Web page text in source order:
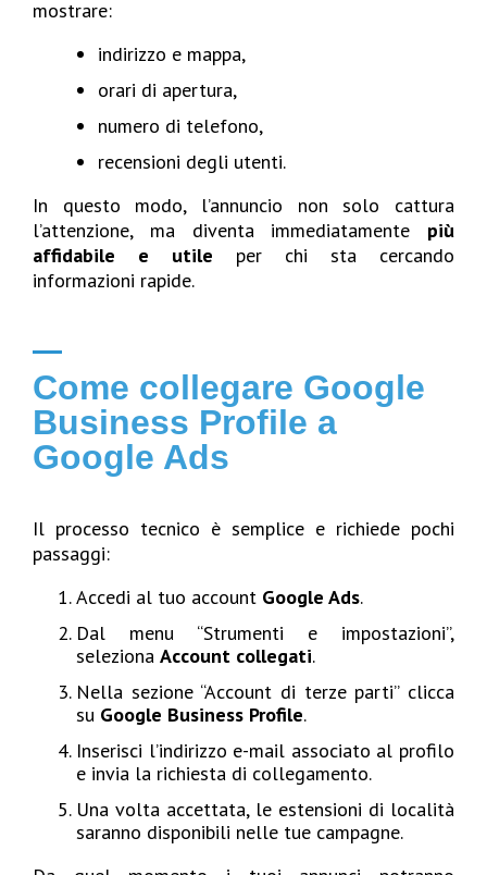
mostrare:
indirizzo e mappa,
orari di apertura,
numero di telefono,
recensioni degli utenti.
In questo modo, l’annuncio non solo cattura
l’attenzione, ma diventa immediatamente più
affidabile e utile per chi sta cercando
informazioni rapide.
Come collegare Google
Business Profile a
Google Ads
Il processo tecnico è semplice e richiede pochi
passaggi:
Accedi al tuo account Google Ads.
Dal menu “Strumenti e impostazioni”,
seleziona Account collegati.
Nella sezione “Account di terze parti” clicca
su Google Business Profile.
Inserisci l’indirizzo e-mail associato al profilo
e invia la richiesta di collegamento.
Una volta accettata, le estensioni di località
saranno disponibili nelle tue campagne.